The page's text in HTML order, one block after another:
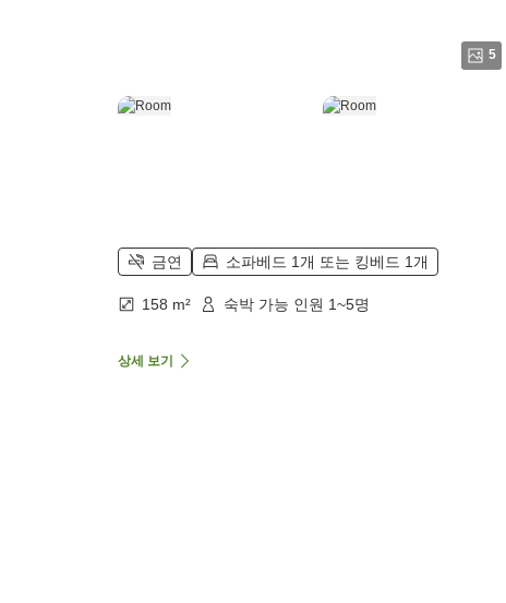
5
금연 소파베드 1개 또는 킹베드 1개
158 m² 숙박 가능 인원 1~5명
상세 보기